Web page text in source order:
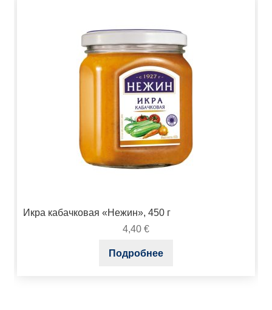
Икра кабачковая «Нежин», 450 г
4,40 €
Подробнее